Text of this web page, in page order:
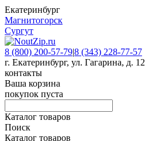
Екатеринбург
Магнитогорск
Сургут
8 (800) 200-57-79|8 (343) 228-77-57
г. Екатеринбург, ул. Гагарина, д. 12
контакты
Ваша корзина
покупок пуста
Каталог товаров
Поиск
Каталог товаров